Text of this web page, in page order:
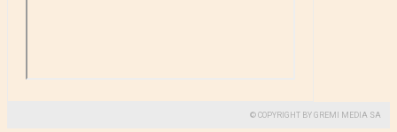
© COPYRIGHT BY GREMI MEDIA SA